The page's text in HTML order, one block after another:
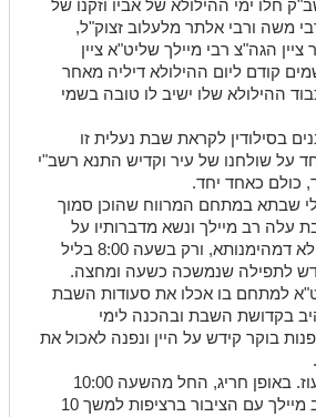
חלו ימי ההילולא של אביו וזקנו של
משה ורבי אלתר מלעלוב זצוק"ל,
הגה"צ רבי מיילך שליט"א ציין
קודם ליום ההילולא דיליה מאחר
ההילולא שלו ישיב לו טובה בשמי
בסילודין לקראת שבת נעלית זו
על שולחנו של עיר וקדיש התנא רשב"י
כולם כאחד יחד.
שבתא במתחם המרווח שהוכן סמוך
עלה רב מיילך ונשא מדברותיו על
חשיבות מעלת ניצול השעוות הקדושות בצילא דמהימנותא, ורק בשעה 8:00 בליל
לתפילה שנמשכה כשעה ומחצה.
שליט"א למתחם בו אכלו את סעודות השבת
בקדושת השבת ובהכנה לימי
הבאים עלינו, ורק בשעה 2:30 לפנות בוקר קידש על היין ונפנה לאכול את
כמעשהו בלילה מעשהו ביום וביתר שאת ועוז. באופן חריג, החל מהשעה 10:00
בבוקר עת החלו בצלותא דאברהם שהה רב מיילך עם הציבור ברציפות למשך 10